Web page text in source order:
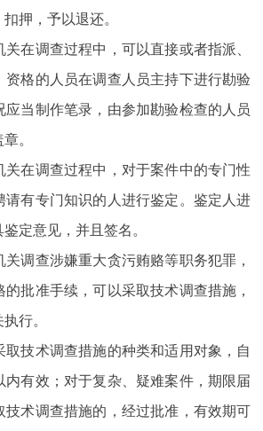
押，予以退还。
在调查过程中，可以直接或者指派、
资格的人员在调查人员主持下进行勘验
应当制作笔录，由参加勘验检查的人员
。
在调查过程中，对于案件中的专门性
请有专门知识的人进行鉴定。鉴定人进
定意见，并且签名。
调查涉嫌重大贪污贿赂等职务犯罪，
批准手续，可以采取技术调查措施，
行。
取技术调查措施的种类和适用对象，自
内有效；对于复杂、疑难案件，期限届
技术调查措施的，经过批准，有效期可